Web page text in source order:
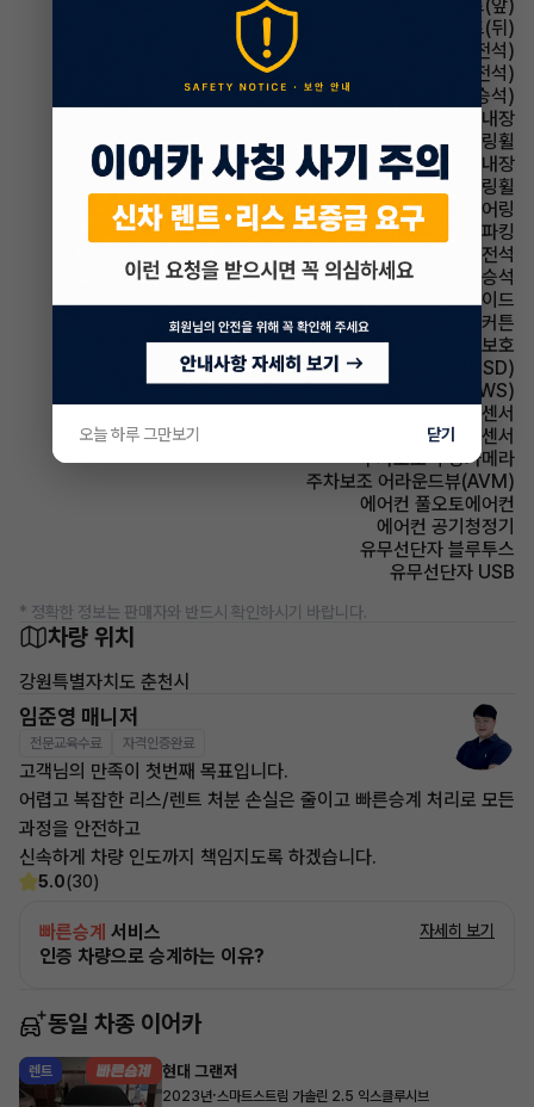
시트 열선시트(앞)
시트 열선시트(뒤)
시트 메모리시트(운전석)
시트 통풍시트(운전석)
시트 통풍시트(동승석)
룸미러 하이패스 내장
스티어링휠 가죽스티어링휠
스티어링휠 열선내장
스티어링휠 속도감응식 스티어링휠
스티어링휠 텔레스코픽 스티어링
파킹 전자식 파킹
에어백 운전석
에어백 동승석
에어백 사이드
에어백 커튼
에어백 무릎보호
주행안전 후측방경보시스템(BSD)
주행안전 차선이탈경보(LDWS)
주차보조 전방감지센서
주차보조 후방감지센서
주차보조 후방카메라
주차보조 어라운드뷰(AVM)
에어컨 풀오토에어컨
에어컨 공기청정기
유무선단자 블루투스
유무선단자 USB
* 정확한 정보는 판매자와 반드시 확인하시기 바랍니다.
차량 위치
강원특별자치도 춘천시
임준영 매니저
전문교육수료 자격인증완료
고객님의 만족이 첫번째 목표입니다.
어렵고 복잡한 리스/렌트 처분 손실은 줄이고 빠른승계 처리로 모든
과정을 안전하고
신속하게 차량 인도까지 책임지도록 하겠습니다.
5.0(30)
빠른승계 서비스
인증 차량으로 승계하는 이유?
자세히 보기
동일 차종 이어카
렌트 현대 그랜저
2023년·스마트스트림 가솔린 2.5 익스클루시브
오늘 하루 그만보기 닫기